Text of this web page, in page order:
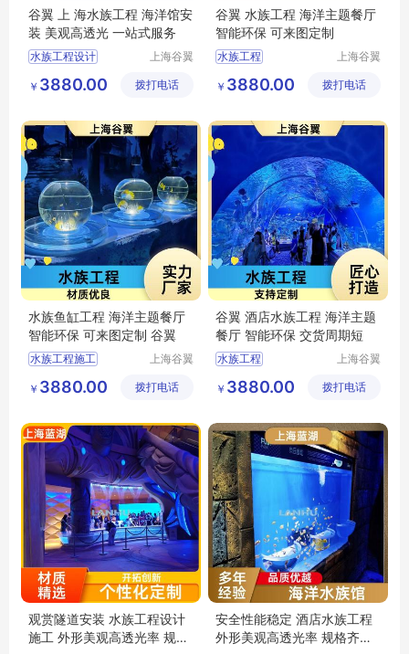
谷翼 上 海水族工程 海洋馆安
装 美观高透光 一站式服务
水族工程设计
大型水族工程
上海谷翼
有限公司
￥ 3880.00 拨打电话
谷翼 水族工程 海洋主题餐厅
智能环保 可来图定制
水族工程
水族鱼缸工程
水族工程施工单位
上海谷翼
有限公司
￥ 3880.00 拨打电话
水族鱼缸工程 海洋主题餐厅
智能环保 可来图定制 谷翼
水族工程施工
水族景观工程
上海谷翼
有限公司
￥ 3880.00 拨打电话
谷翼 酒店水族工程 海洋主题
餐厅 智能环保 交货周期短
水族工程
水族馆工程 工程水族
上海谷翼
有限公司
￥ 3880.00 拨打电话
观赏隧道安装 水族工程设计
施工 外形美观高透光率 规格
安全性能稳定 酒店水族工程
外形美观高透光率 规格齐全